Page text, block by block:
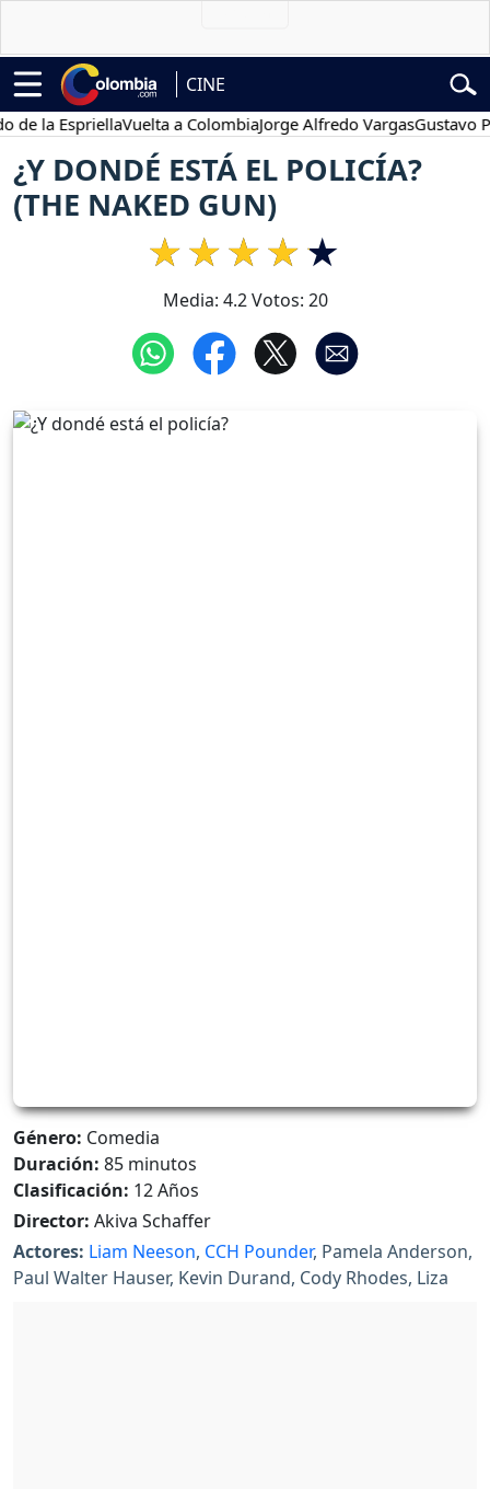
CINE
EspriellaVuelta a ColombiaJorge Alfredo VargasGustavo Petro
¿Y DONDÉ ESTÁ EL POLICÍA?
(THE NAKED GUN)
Media: 4.2Votos: 20
Género: Comedia
Duración: 85 minutos
Clasificación: 12 Años
Director: Akiva Schaffer
Actores: Liam Neeson, CCH Pounder, Pamela Anderson,
Paul Walter Hauser, Kevin Durand, Cody Rhodes, Liza